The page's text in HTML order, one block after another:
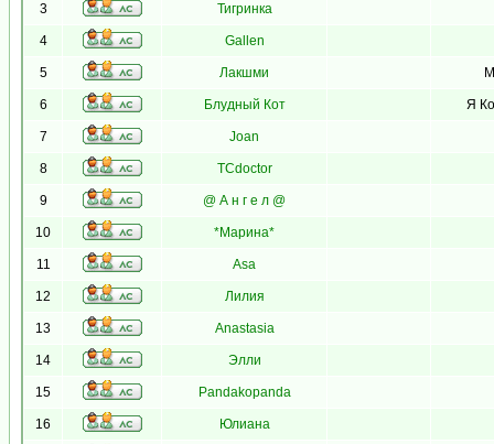
3 Тигринка
4 Gallen
5 Лакшми
6 Блудный Кот Я
7 Joan
8 TCdoctor
9 @ А н г е л @
10 *Марина*
11 Asa
12 Лилия
13 Anastasia
14 Элли
15 Pandakopanda
16 Юлиана